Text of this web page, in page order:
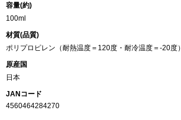
容量(約)
100ml
材質(品質)
ポリプロピレン（耐熱温度＝120度・耐冷温度＝-20度）
原産国
日本
JANコード
4560464284270